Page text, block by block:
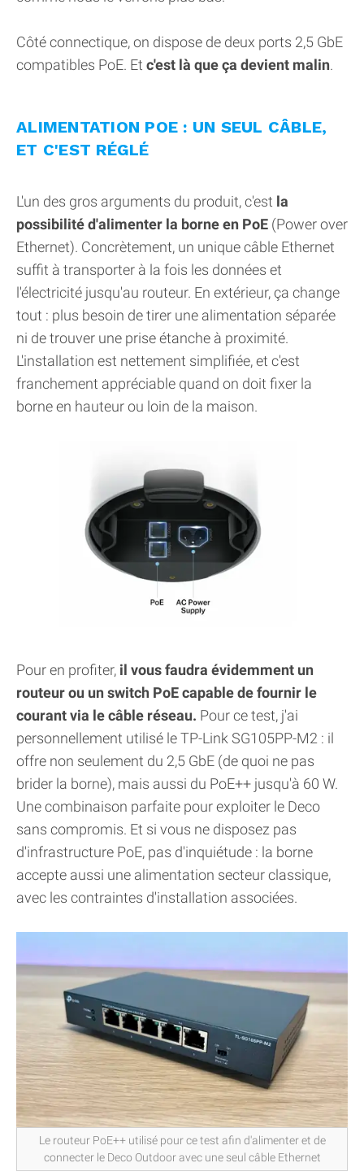
Côté connectique, on dispose de deux ports 2,5 GbE
compatibles PoE. Et c'est là que ça devient malin.
ALIMENTATION POE : UN SEUL CÂBLE,
ET C'EST RÉGLÉ
L'un des gros arguments du produit, c'est la
possibilité d'alimenter la borne en PoE (Power over
Ethernet). Concrètement, un unique câble Ethernet
suffit à transporter à la fois les données et
l'électricité jusqu'au routeur. En extérieur, ça change
tout : plus besoin de tirer une alimentation séparée
ni de trouver une prise étanche à proximité.
L'installation est nettement simplifiée, et c'est
franchement appréciable quand on doit fixer la
borne en hauteur ou loin de la maison.
Pour en profiter, il vous faudra évidemment un
routeur ou un switch PoE capable de fournir le
courant via le câble réseau. Pour ce test, j'ai
personnellement utilisé le TP-Link SG105PP-M2 : il
offre non seulement du 2,5 GbE (de quoi ne pas
brider la borne), mais aussi du PoE++ jusqu'à 60 W.
Une combinaison parfaite pour exploiter le Deco
sans compromis. Et si vous ne disposez pas
d'infrastructure PoE, pas d'inquiétude : la borne
accepte aussi une alimentation secteur classique,
avec les contraintes d'installation associées.
Le routeur PoE++ utilisé pour ce test afin d'alimenter et de
connecter le Deco Outdoor avec une seul câble Ethernet